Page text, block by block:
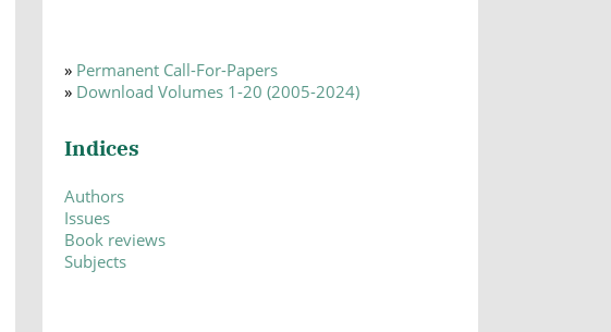
» Permanent Call-For-Papers
» Download Volumes 1-20 (2005-2024)
Indices
Authors
Issues
Book reviews
Subjects